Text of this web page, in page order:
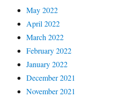
May 2022
April 2022
March 2022
February 2022
January 2022
December 2021
November 2021